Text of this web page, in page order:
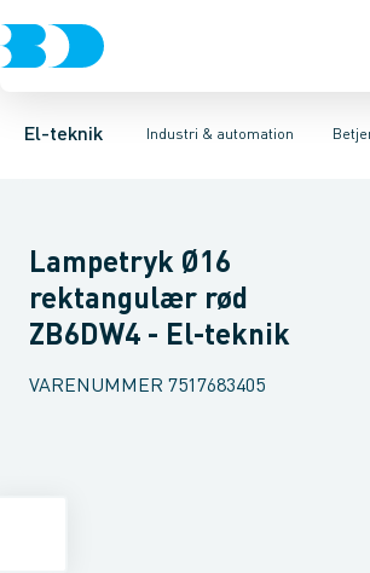
El-teknik Industri & automation
Afbrydere, stikkontakter & lampeudtag
Industristiksystemer
TrykknaphovedLystårn element, optisk
Lampetryk Ø16
rektangulær rød
ZB6DW4 - El-teknik
VARENUMMER 7517683405